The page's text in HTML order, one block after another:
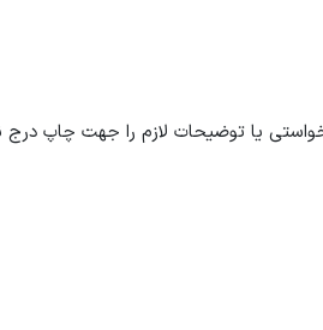
یا توضیحات لازم را جهت چاپ درج